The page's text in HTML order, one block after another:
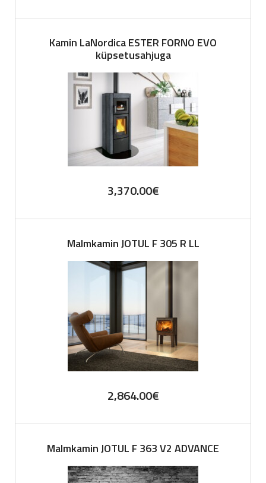
1,069.00€.801.75€.
Kamin LaNordica ESTER FORNO EVO
küpsetusahjuga
3,370.00€
Malmkamin JOTUL F 305 R LL
2,864.00€
Malmkamin JOTUL F 363 V2 ADVANCE